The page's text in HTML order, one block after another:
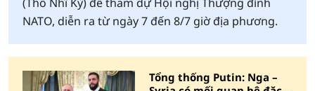
NATO, diễn ra từ ngày 7 đến 8/7 giờ địa phương.
Tổng thống Putin: Nga –